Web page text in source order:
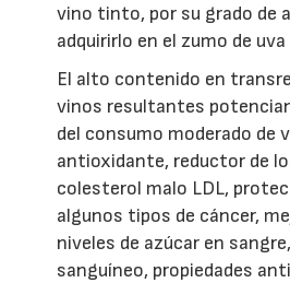
vino tinto, por su grado de
adquirirlo en el zumo de
El alto contenido en
vinos resultantes
del consumo moderado de
antioxidante, reductor de
colesterol malo LDL,
algunos tipos de cáncer,
niveles de azúcar en
sanguíneo, propiedades